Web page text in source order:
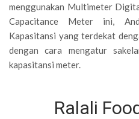
menggunakan Multimeter
Capacitance Meter ini,
Kapasitansi yang terdekat
dengan cara mengatur
kapasitansi meter.
Ralali